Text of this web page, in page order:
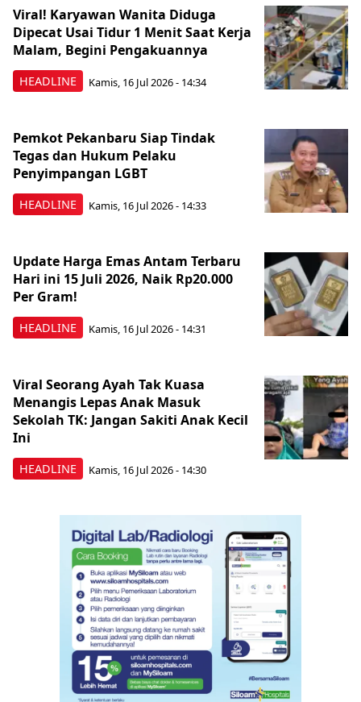
HEADLINE
Viral! Karyawan Wanita Diduga
Dipecat Usai Tidur 1 Menit Saat Kerja
Malam, Begini Pengakuannya
Kamis, 16 Jul 2026 - 14:34
HEADLINE
Pemkot Pekanbaru Siap Tindak
Tegas dan Hukum Pelaku
Penyimpangan LGBT
Kamis, 16 Jul 2026 - 14:33
HEADLINE
Update Harga Emas Antam Terbaru
Hari ini 15 Juli 2026, Naik Rp20.000
Per Gram!
Kamis, 16 Jul 2026 - 14:31
HEADLINE
Viral Seorang Ayah Tak Kuasa
Menangis Lepas Anak Masuk
Sekolah TK: Jangan Sakiti Anak Kecil
Ini
Kamis, 16 Jul 2026 - 14:30